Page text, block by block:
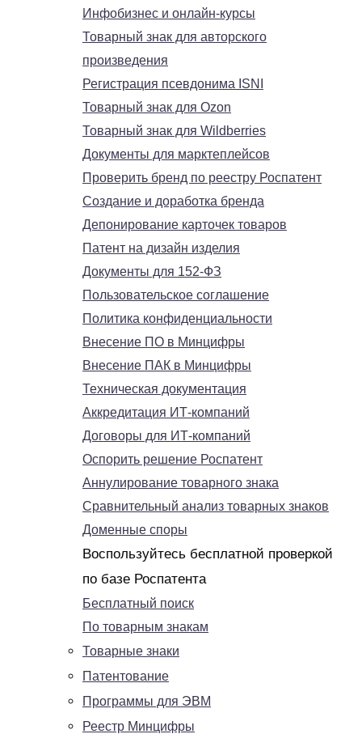
Инфобизнес и онлайн-курсы
Товарный знак для авторского
произведения
Регистрация псевдонима ISNI
Товарный знак для Ozon
Товарный знак для Wildberries
Документы для марктеплейсов
Проверить бренд по реестру Роспатент
Создание и доработка бренда
Депонирование карточек товаров
Патент на дизайн изделия
Документы для 152-ФЗ
Пользовательское соглашение
Политика конфиденциальности
Внесение ПО в Минцифры
Внесение ПАК в Минцифры
Техническая документация
Аккредитация ИТ-компаний
Договоры для ИТ-компаний
Оспорить решение Роспатент
Аннулирование товарного знака
Сравнительный анализ товарных знаков
Доменные споры
Воспользуйтесь бесплатной проверкой
по базе Роспатента
Бесплатный поиск
По товарным знакам
Товарные знаки
Патентование
Программы для ЭВМ
Реестр Минцифры